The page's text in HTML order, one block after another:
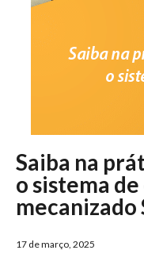
Saiba na
o sistema
mecanizado
17 de março, 2025